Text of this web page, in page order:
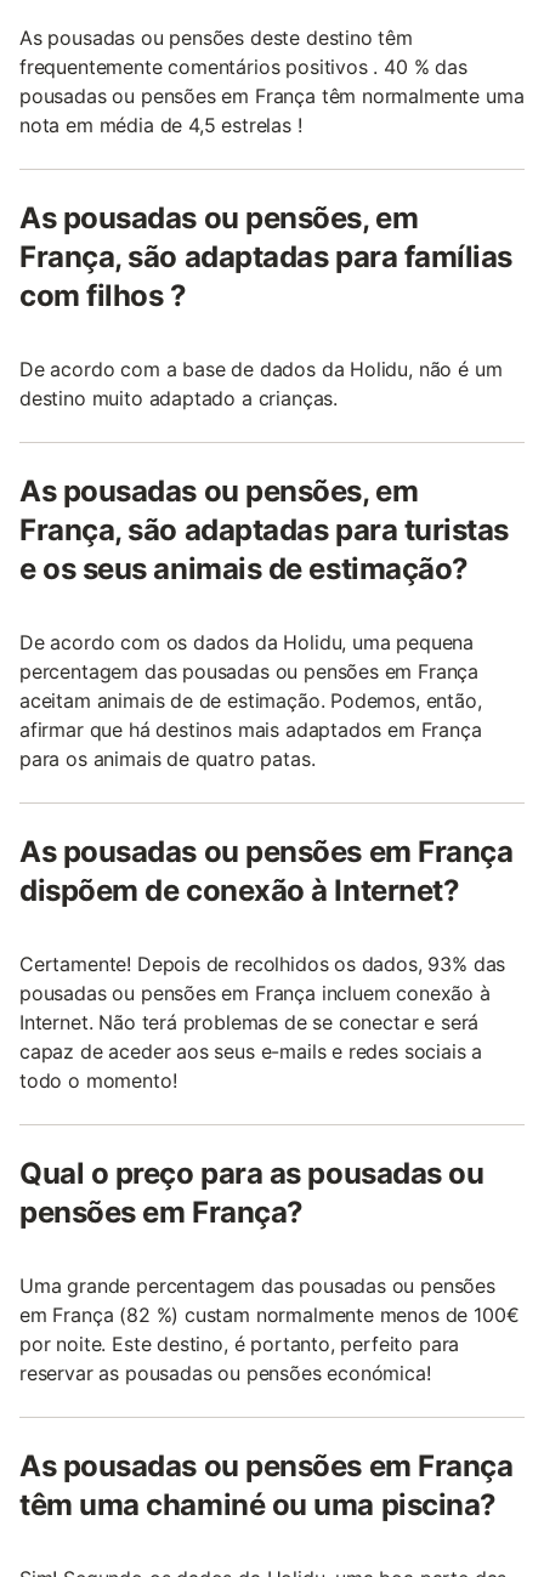
As pousadas ou pensões deste destino têm
frequentemente comentários positivos . 40 % das
pousadas ou pensões em França têm normalmente uma
nota em média de 4,5 estrelas !
As pousadas ou pensões, em
França, são adaptadas para famílias
com filhos ?
De acordo com a base de dados da Holidu, não é um
destino muito adaptado a crianças.
As pousadas ou pensões, em
França, são adaptadas para turistas
e os seus animais de estimação?
De acordo com os dados da Holidu, uma pequena
percentagem das pousadas ou pensões em França
aceitam animais de de estimação. Podemos, então,
afirmar que há destinos mais adaptados em França
para os animais de quatro patas.
As pousadas ou pensões em França
dispõem de conexão à Internet?
Certamente! Depois de recolhidos os dados, 93% das
pousadas ou pensões em França incluem conexão à
Internet. Não terá problemas de se conectar e será
capaz de aceder aos seus e-mails e redes sociais a
todo o momento!
Qual o preço para as pousadas ou
pensões em França?
Uma grande percentagem das pousadas ou pensões
em França (82 %) custam normalmente menos de 100€
por noite. Este destino, é portanto, perfeito para
reservar as pousadas ou pensões económica!
As pousadas ou pensões em França
têm uma chaminé ou uma piscina?